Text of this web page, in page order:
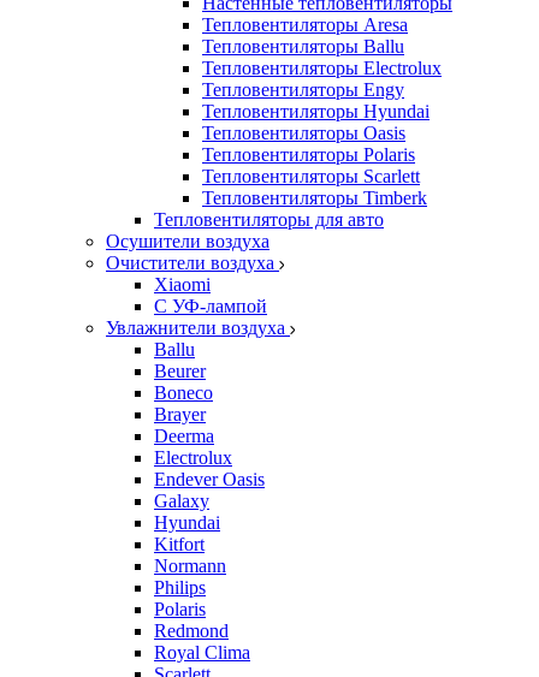
Тепловентиляторы Aresa
Тепловентиляторы Ballu
Тепловентиляторы Electrolux
Тепловентиляторы Engy
Тепловентиляторы Hyundai
Тепловентиляторы Oasis
Тепловентиляторы Polaris
Тепловентиляторы Scarlett
Тепловентиляторы Timberk
Тепловентиляторы для авто
Осушители воздуха
Очистители воздуха
Xiaomi
С УФ-лампой
Увлажнители воздуха
Ballu
Beurer
Boneco
Brayer
Deerma
Electrolux
Endever Oasis
Galaxy
Hyundai
Kitfort
Normann
Philips
Polaris
Redmond
Royal Clima